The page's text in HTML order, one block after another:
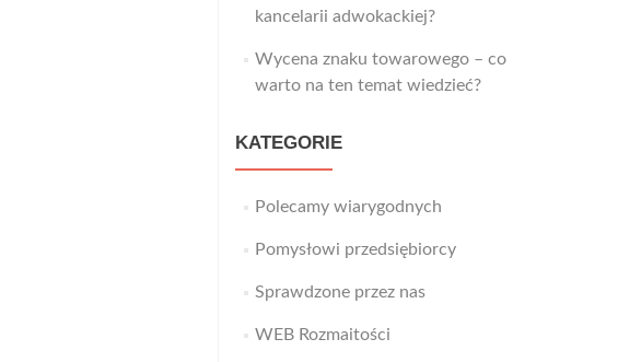
kancelarii adwokackiej?
Wycena znaku towarowego – co
warto na ten temat wiedzieć?
KATEGORIE
Polecamy wiarygodnych
Pomysłowi przedsiębiorcy
Sprawdzone przez nas
WEB Rozmaitości